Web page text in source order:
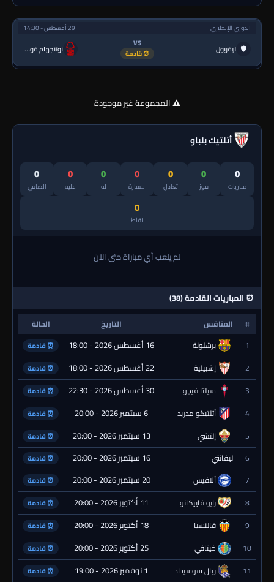
الدوري الإنجليزي 29 أغسطس - 14:30
🛡 ليفربول VS
⏰ قادمة نوتنجهام فورست
⚠️ المجموعة غير موجودة
أتلتيك بلباو
0
مباريات
0
فوز
0
تعادل
0
خسارة
0
له
0
عليه
0
الصافي
0
نقاط
لم يلعب أي مباراة حتى الآن
⏰ المباريات القادمة (38)
# المنافس التاريخ
الحالة
1
برشلونة 16 أغسطس 2026 - 18:00 ⏰ قادمة
2 إشبيلية 22 أغسطس 2026 - 18:00 ⏰ قادمة
3 سيلتا فيجو 30 أغسطس 2026 - 22:30 ⏰ قادمة
4 أتلتيكو مدريد 6 سبتمبر 2026 - 20:00 ⏰ قادمة
5 إلتشي 13 سبتمبر 2026 - 20:00 ⏰ قادمة
6 ليفانتي 16 سبتمبر 2026 - 20:00 ⏰ قادمة
7 ألافيس 20 سبتمبر 2026 - 20:00 ⏰ قادمة
8 رايو فاييكانو 11 أكتوبر 2026 - 20:00 ⏰ قادمة
9 فالنسيا 18 أكتوبر 2026 - 20:00 ⏰ قادمة
10 خيتافي 25 أكتوبر 2026 - 20:00 ⏰ قادمة
11 ريال سوسيداد 1 نوفمبر 2026 - 19:00 ⏰ قادمة